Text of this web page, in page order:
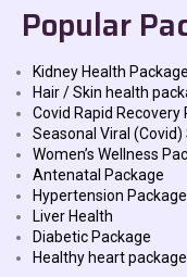
Popular
Kidney Health Package
Hair / Skin health
Covid Rapid Recovery
Seasonal Viral (Covid)
Women’s Wellness
Antenatal Package
Hypertension Package
Liver Health
Diabetic Package
Healthy heart package